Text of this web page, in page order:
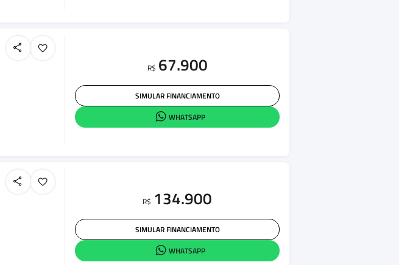
R$ 67.900
SIMULAR FINANCIAMENTO
WHATSAPP
R$ 134.900
SIMULAR FINANCIAMENTO
WHATSAPP